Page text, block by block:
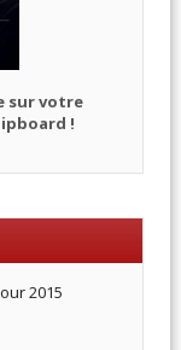
sur votre
!
2015